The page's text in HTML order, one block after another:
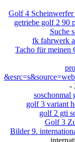
Golf 4
getriebe golf 2 90
Suche
fk fahrwerk
Tacho für meinen
-
soschonmal
golf 3 variant
golf 2 gti
Golf 3
Bilder 9.